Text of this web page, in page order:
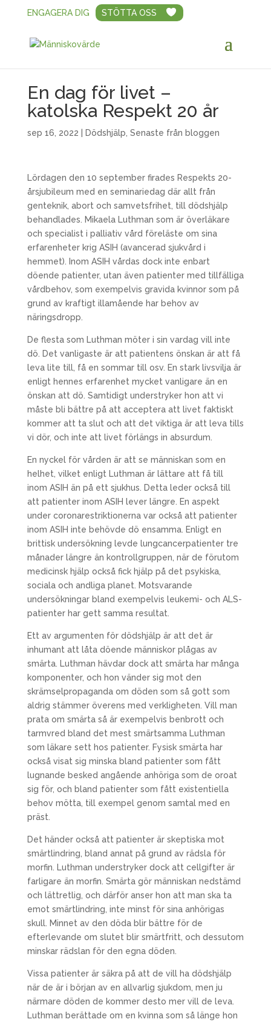
ENGAGERA DIG STÖTTA OSS
En dag för livet –
katolska Respekt 20 år
sep 16, 2022 Dödshjälp Senaste från bloggen
Lördagen den 10 september firades Respekts 20-
årsjubileum med en seminariedag där allt från
genteknik, abort och samvetsfrihet, till dödshjälp
behandlades. Mikaela Luthman som är överläkare
och specialist i palliativ vård föreläste om sina
erfarenheter krig ASIH (avancerad sjukvård i
hemmet). Inom ASIH vårdas dock inte enbart
döende patienter, utan även patienter med tillfälliga
vårdbehov, som exempelvis gravida kvinnor som på
grund av kraftigt illamående har behov av
näringsdropp.
De flesta som Luthman möter i sin vardag vill inte
dö. Det vanligaste är att patientens önskan är att få
leva lite till, få en sommar till osv. En stark livsvilja är
enligt hennes erfarenhet mycket vanligare än en
önskan att dö. Samtidigt understryker hon att vi
måste bli bättre på att acceptera att livet faktiskt
kommer att ta slut och att det viktiga är att leva tills
vi dör, och inte att livet förlängs in absurdum.
En nyckel för vården är att se människan som en
helhet, vilket enligt Luthman är lättare att få till
inom ASIH än på ett sjukhus. Detta leder också till
att patienter inom ASIH lever längre. En aspekt
under coronarestriktionerna var också att patienter
inom ASIH inte behövde dö ensamma. Enligt en
brittisk undersökning levde lungcancerpatienter tre
månader längre än kontrollgruppen, när de förutom
medicinsk hjälp också fick hjälp på det psykiska,
sociala och andliga planet. Motsvarande
undersökningar bland exempelvis leukemi- och ALS-
patienter har gett samma resultat.
Ett av argumenten för dödshjälp är att det är
inhumant att låta döende människor plågas av
smärta. Luthman hävdar dock att smärta har många
komponenter, och hon vänder sig mot den
skrämselpropaganda om döden som så gott som
aldrig stämmer överens med verkligheten. Vill man
prata om smärta så är exempelvis benbrott och
tarmvred bland det mest smärtsamma Luthman
som läkare sett hos patienter. Fysisk smärta har
också visat sig minska bland patienter som fått
lugnande besked angående anhöriga som de oroat
sig för, och bland patienter som fått existentiella
behov mötta, till exempel genom samtal med en
präst.
Det händer också att patienter är skeptiska mot
smärtlindring, bland annat på grund av rädsla för
morfin. Luthman understryker dock att cellgifter är
farligare än morfin. Smärta gör människan nedstämd
och lättretlig, och därför anser hon att man ska ta
emot smärtlindring, inte minst för sina anhörigas
skull. Minnet av den döda blir bättre för de
efterlevande om slutet blir smärtfritt, och dessutom
minskar rädslan för den egna döden.
Vissa patienter är säkra på att de vill ha dödshjälp
när de är i början av en allvarlig sjukdom, men ju
närmare döden de kommer desto mer vill de leva.
Luthman berättade om en kvinna som så länge hon